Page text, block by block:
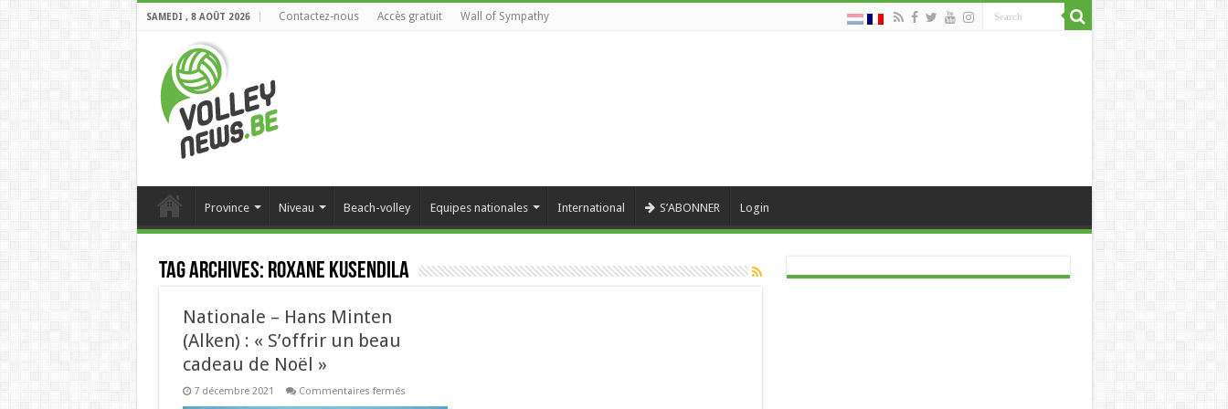
SAMEDI , 8 AOÛT 2026 Contactez-nous Accès gratuit Wall of Sympathy
Province Niveau Beach-volley Equipes nationales International S’ABONNER Login
Tag Archives: Roxane Kusendila
Nationale – Hans Minten
(Alken) : « S’offrir un beau
cadeau de Noël »
7 décembre 2021 Commentaires ferméssur